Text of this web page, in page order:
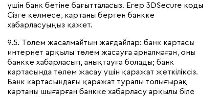
үшін банк бетіне бағытталасыз. Егер 3DSecure коды
Сізге келмесе, картаны берген банкке
хабарласуыңыз қажет.
9.5. Төлем жасалмайтын жағдайлар: банк картасы
интернет арқылы төлем жасауға арналмаған, оны
банкке хабарласып, анықтауға болады; банк
картасында төлем жасау үшін қаражат жеткіліксіз.
Банк картасындағы қаражат туралы толығырақ
картаны шығарған банкке хабарласу арқылы біле